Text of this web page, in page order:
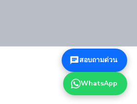
สอบถามด่วน
WhatsApp